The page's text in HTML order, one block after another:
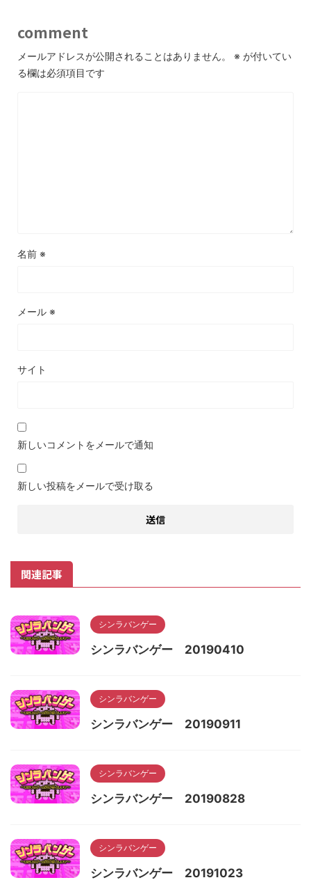
comment
メールアドレスが公開されることはありません。 ※ が付いてい
る欄は必須項目です
名前 ※
メール ※
サイト
新しいコメントをメールで通知
新しい投稿をメールで受け取る
関連記事
シンラバンゲー
シンラバンゲー 20190410
シンラバンゲー
シンラバンゲー 20190911
シンラバンゲー
シンラバンゲー 20190828
シンラバンゲー
シンラバンゲー 20191023